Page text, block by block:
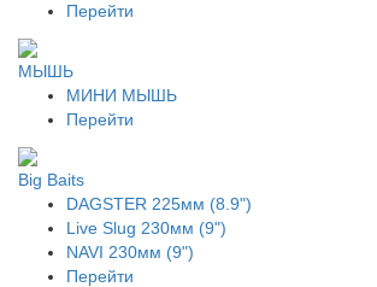
Перейти
МЫШЬ
МИНИ МЫШЬ
Перейти
Big Baits
DAGSTER 225мм (8.9")
Live Slug 230мм (9")
NAVI 230мм (9")
Перейти